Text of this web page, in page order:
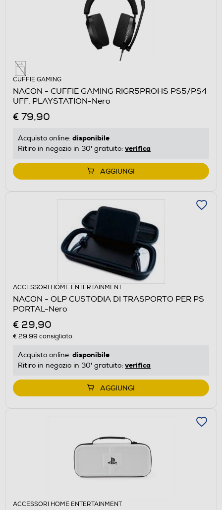
CUFFIE GAMING
NACON - CUFFIE GAMING RIGR5PROHS PS5/PS4
UFF. PLAYSTATION-Nero
€ 79,90
Acquisto online: disponibile
Ritiro in negozio in 30' gratuito: verifica
AGGIUNGI
ACCESSORI HOME ENTERTAINMENT
NACON - OLP CUSTODIA DI TRASPORTO PER PS
PORTAL-Nero
€ 29,90
€ 29,99 consigliato
Acquisto online: disponibile
Ritiro in negozio in 30' gratuito: verifica
AGGIUNGI
ACCESSORI HOME ENTERTAINMENT